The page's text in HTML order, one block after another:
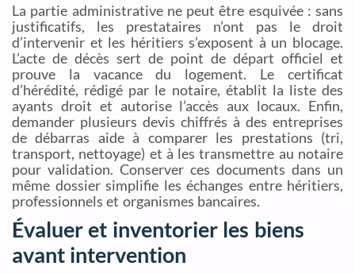
La partie administrative ne peut être esquivée : sans
justificatifs, les prestataires n’ont pas le droit
d’intervenir et les héritiers s’exposent à un blocage.
L’acte de décès sert de point de départ officiel et
prouve la vacance du logement. Le certificat
d’hérédité, rédigé par le notaire, établit la liste des
ayants droit et autorise l’accès aux locaux. Enfin,
demander plusieurs devis chiffrés à des entreprises
de débarras aide à comparer les prestations (tri,
transport, nettoyage) et à les transmettre au notaire
pour validation. Conserver ces documents dans un
même dossier simplifie les échanges entre héritiers,
professionnels et organismes bancaires.
Évaluer et inventorier les biens
avant intervention